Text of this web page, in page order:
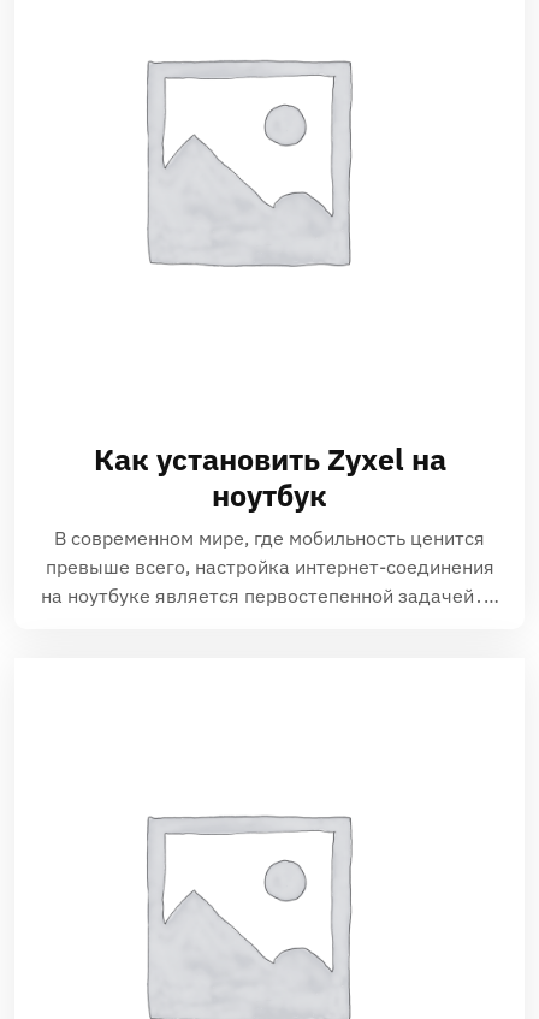
Как установить Zyxel на
ноутбук
В современном мире, где мобильность ценится
превыше всего, настройка интернет-соединения
на ноутбуке является первостепенной задачей․…